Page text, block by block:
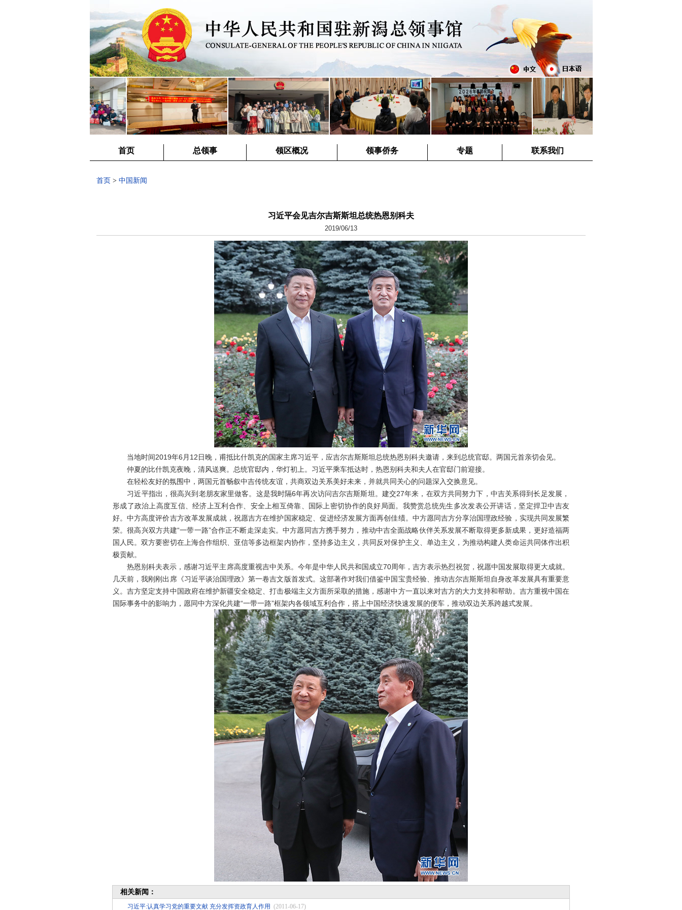
首页 总领事 领区概况 领事侨务 专题 联系我们
首页 > 中国新闻
习近平会见吉尔吉斯斯坦总统热恩别科夫
2019/06/13
当地时间2019年6月12日晚，甫抵比什凯克的国家主席习近平，应吉尔吉斯斯坦总统热恩别科夫邀请，来到总统官邸。两国元首亲切会见。
仲夏的比什凯克夜晚，清风送爽。总统官邸内，华灯初上。习近平乘车抵达时，热恩别科夫和夫人在官邸门前迎接。
在轻松友好的氛围中，两国元首畅叙中吉传统友谊，共商双边关系美好未来，并就共同关心的问题深入交换意见。
习近平指出，很高兴到老朋友家里做客。这是我时隔6年再次访问吉尔吉斯斯坦。建交27年来，在双方共同努力下，中吉关系得到长足发展，
形成了政治上高度互信、经济上互利合作、安全上相互倚靠、国际上密切协作的良好局面。我赞赏总统先生多次发表公开讲话，坚定捍卫中吉友
好。中方高度评价吉方改革发展成就，祝愿吉方在维护国家稳定、促进经济发展方面再创佳绩。中方愿同吉方分享治国理政经验，实现共同发展繁
荣。很高兴双方共建“一带一路”合作正不断走深走实。中方愿同吉方携手努力，推动中吉全面战略伙伴关系发展不断取得更多新成果，更好造福两
国人民。双方要密切在上海合作组织、亚信等多边框架内协作，坚持多边主义，共同反对保护主义、单边主义，为推动构建人类命运共同体作出积
极贡献。
热恩别科夫表示，感谢习近平主席高度重视吉中关系。今年是中华人民共和国成立70周年，吉方表示热烈祝贺，祝愿中国发展取得更大成就。
几天前，我刚刚出席《习近平谈治国理政》第一卷吉文版首发式。这部著作对我们借鉴中国宝贵经验、推动吉尔吉斯斯坦自身改革发展具有重要意
义。吉方坚定支持中国政府在维护新疆安全稳定、打击极端主义方面所采取的措施，感谢中方一直以来对吉方的大力支持和帮助。吉方重视中国在
国际事务中的影响力，愿同中方深化共建“一带一路”框架内各领域互利合作，搭上中国经济快速发展的便车，推动双边关系跨越式发展。
相关新闻：
习近平:认真学习党的重要文献 充分发挥资政育人作用 (2011-06-17)